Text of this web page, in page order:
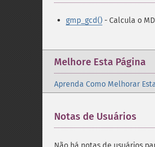
gmp_gcd() - Calcula o
Melhore Esta Página
Aprenda Como Melhorar
Notas de Usuários